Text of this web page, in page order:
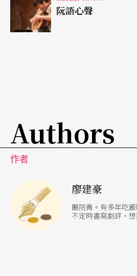
而非淪為壯大場面卻意義不明
同時，語帶保留的空白亦產生
動，其本質應該是更加純粹的
麼想為崇高的「脫俗」精神服
之所向與公共的社會現況產生
動才「後來地」／「順便地」
的藝術表現。可這樣的形容詞
阮語心聲
Authors
作者
廖建豪
廳院青。有多年吃
不定時書寫劇評，